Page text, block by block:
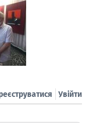
Увійти